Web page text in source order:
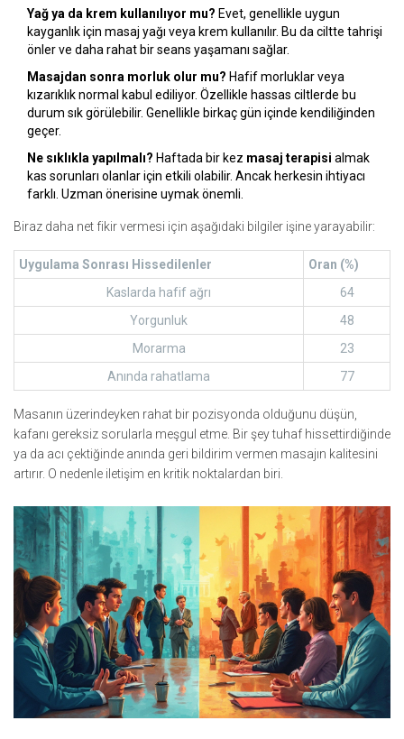
Yağ ya da krem kullanılıyor mu? Evet, genellikle uygun
kayganlık için masaj yağı veya krem kullanılır. Bu da ciltte tahrişi
önler ve daha rahat bir seans yaşamanı sağlar.
Masajdan sonra morluk olur mu? Hafif morluklar veya
kızarıklık normal kabul ediliyor. Özellikle hassas ciltlerde bu
durum sık görülebilir. Genellikle birkaç gün içinde kendiliğinden
geçer.
Ne sıklıkla yapılmalı? Haftada bir kez masaj terapisi almak
kas sorunları olanlar için etkili olabilir. Ancak herkesin ihtiyacı
farklı. Uzman önerisine uymak önemli.
Biraz daha net fikir vermesi için aşağıdaki bilgiler işine yarayabilir:
Uygulama Sonrası Hissedilenler
Oran (%)
Kaslarda hafif ağrı
64
Yorgunluk
48
Morarma
23
Anında rahatlama
77
Masanın üzerindeyken rahat bir pozisyonda olduğunu düşün,
kafanı gereksiz sorularla meşgul etme. Bir şey tuhaf hissettirdiğinde
ya da acı çektiğinde anında geri bildirim vermen masajın kalitesini
artırır. O nedenle iletişim en kritik noktalardan biri.